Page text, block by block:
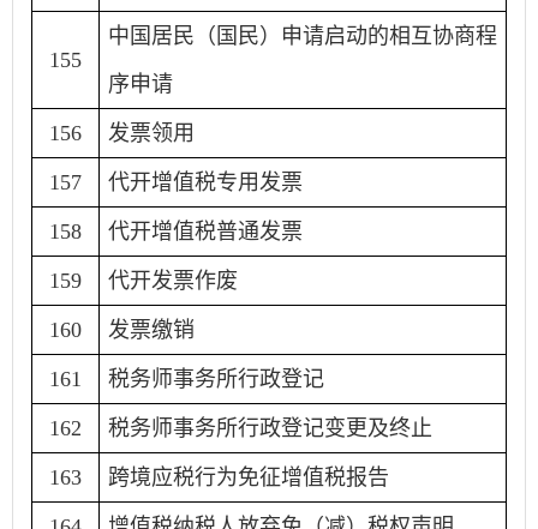
155
中国居民（国民）申请启动的相互协商程
序申请
156 发票领用
157 代开增值税专用发票
158 代开增值税普通发票
159 代开发票作废
160 发票缴销
161 税务师事务所行政登记
162 税务师事务所行政登记变更及终止
163 跨境应税行为免征增值税报告